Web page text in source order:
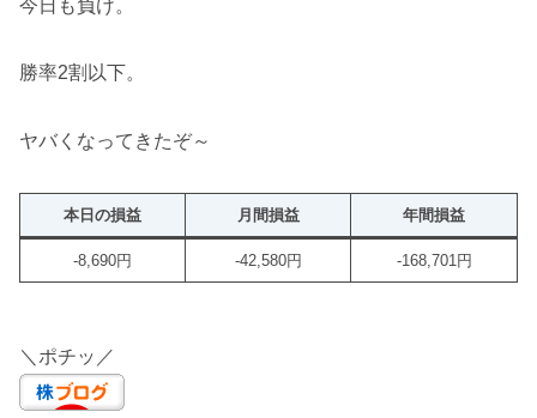
今日も負け。
勝率2割以下。
ヤバくなってきたぞ～
本日の損益 月間損益 年間損益
-8,690円 -42,580円 -168,701円
＼ポチッ／